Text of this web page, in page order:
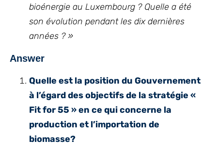
bioénergie au Luxembourg ? Quelle a été
son évolution pendant les dix dernières
années ? »
Answer
Quelle est la position du Gouvernement
à l’égard des objectifs de la stratégie «
Fit for 55 » en ce qui concerne la
production et l’importation de
biomasse?